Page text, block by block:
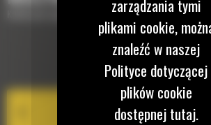
Krótki opis wyposażenia lub technologii potrzebnych do
EQUIPMENT
Cat PL161
zarządzania tymi
plikami cookie,
znaleźć w naszej
Polityce dotyczącej
plików cookie
dostępnej tutaj.